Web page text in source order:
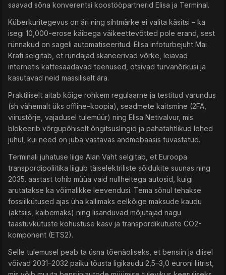
saavad sõna konverentsi koostööpartnerid Elisa ja Terminal.
Küberkuritegevus on äri ning sihtmärke ei valita käsitsi – ka
isegi 10,000-erose käibega väikeettevõtted pole erand, sest
rünnakud on sageli automatiseeritud. Elisa infoturbejuht Mai
Krafi selgitab, et ründajad skaneerivad võrke, leiavad
internetis kättesaadavad teenused, otsivad turvanõrkusi ja
kasutavad neid massiliselt ära.
Praktiliselt aitab kõige rohkem regulaarne ja testitud varundus
(sh vähemalt üks offline-koopia), seadmete kaitsmine (2FA,
viirustõrje, vajadusel tulemüür) ning Elisa Netivalvur, mis
blokeerib võrgupõhiselt õngitsuslingid ja pahatahtlikud lehed
juhul, kui need on juba vastavas andmebaasis tuvastatud.
Terminali juhatuse liige Alan Vaht selgitab, et Euroopa
transpordipoliitika liigub täiselektriliste sõidukite suunas ning
2035. aastast tohib müüa vaid nullheitega autosid, kuigi
arutatakse ka võimalikke leevendusi. Tema sõnul tehakse
fossiilkütused ajas üha kallimaks eelkõige maksude kaudu
(aktsiis, käibemaks) ning lisanduvad mõjutajad nagu
taastuvkütuste kohustuse kasv ja transpordikütuste CO2-
komponent (ETS2).
Selle tulemusel peab ta üsna tõenäoliseks, et bensiin ja diisel
võivad 2031–2032 paiku tõusta ligikaudu 2,5–3,0 euroni liitrist,